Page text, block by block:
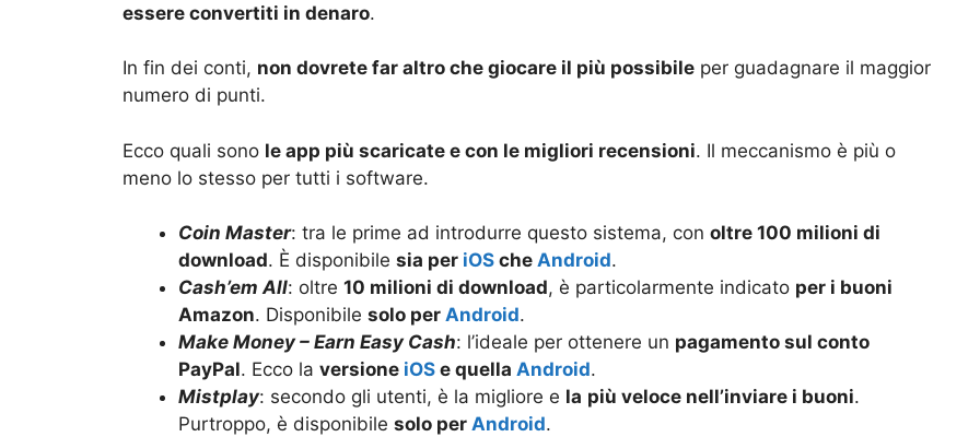
essere convertiti in denaro.
In fin dei conti, non dovrete far altro che giocare il più possibile per guadagnare il maggior
numero di punti.
Ecco quali sono le app più scaricate e con le migliori recensioni. Il meccanismo è più o
meno lo stesso per tutti i software.
Coin Master: tra le prime ad introdurre questo sistema, con oltre 100 milioni di
download. È disponibile sia per iOS che Android.
Cash’em All: oltre 10 milioni di download, è particolarmente indicato per i buoni
Amazon. Disponibile solo per Android.
Make Money – Earn Easy Cas‪h: l’ideale per ottenere un pagamento sul conto
PayPal. Ecco la versione iOS e quella Android.
Mistplay: secondo gli utenti, è la migliore e la più veloce nell’inviare i buoni.
Purtroppo, è disponibile solo per Android.